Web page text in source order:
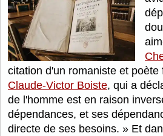
citation d'un romaniste et poète
Claude-Victor Boiste, qui a
de l'homme est en raison
dépendances, et ses
directe de ses besoins.
Et